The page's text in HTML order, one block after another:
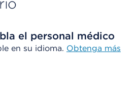
el personal médico
en su idioma. Obtenga más